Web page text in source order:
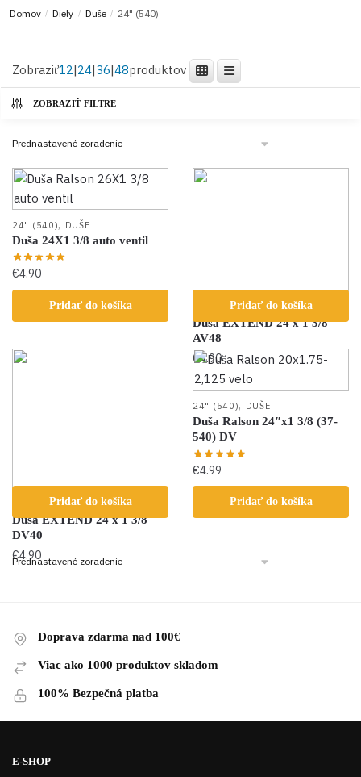
Domov / Diely / Duše / 24" (540)
Zobraziť12|24|36|48produktov
ZOBRAZIŤ FILTRE
24" (540), DUŠE
Duša 24X1 3/8 auto ventil
€4.90
Pridať do košíka 24" (540),DUŠE
Duša EXTEND 24 x 1 3/8
AV48
€4.90
Pridať do košíka
24" (540),DUŠE
Duša EXTEND 24 x 1 3/8
DV40
€4.90
Pridať do košíka
24" (540), DUŠE
Duša Ralson 24″x1 3/8 (37-
540) DV
€4.99
Pridať do košíka
Doprava zdarma nad 100€
Viac ako 1000 produktov skladom
100% Bezpečná platba
E-SHOP